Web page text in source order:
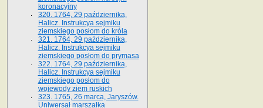
koronacyjny
320. 1764, 29 października,
Halicz. Instrukcya sejmiku
ziemskiego posłom do króla
321. 1764, 29 października,
Halicz. Instrukcya sejmiku
ziemskiego posłom do prymasa
322. 1764, 29 października,
Halicz. Instrukcya sejmiku
ziemskiego posłom do
wojewody ziem ruskich
323. 1765, 26 marca, Jaryszów.
Uniwersał marszałka